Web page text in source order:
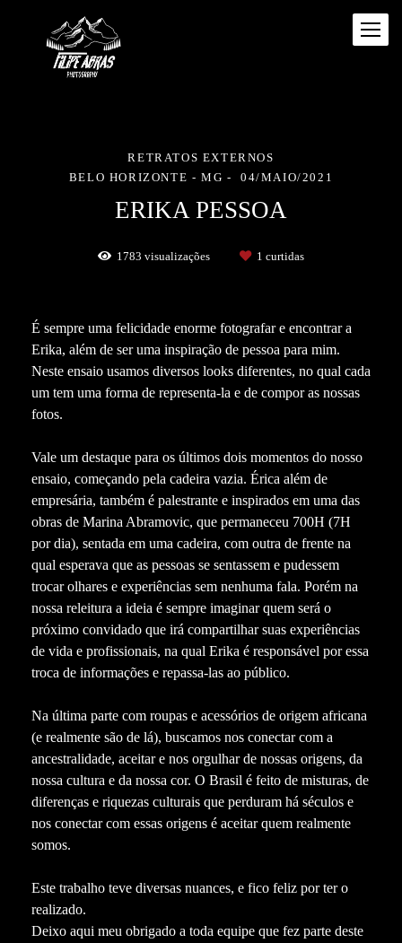
RETRATOS EXTERNOS
BELO HORIZONTE - MG
04/MAIO/2021
ERIKA PESSOA
1783 visualizações 1 curtidas
É sempre uma felicidade enorme fotografar e encontrar a
Erika, além de ser uma inspiração de pessoa para mim.
Neste ensaio usamos diversos looks diferentes, no qual cada
um tem uma forma de representa-la e de compor as nossas
fotos.
Vale um destaque para os últimos dois momentos do nosso
ensaio, começando pela cadeira vazia. Érica além de
empresária, também é palestrante e inspirados em uma das
obras de Marina Abramovic, que permaneceu 700H (7H
por dia), sentada em uma cadeira, com outra de frente na
qual esperava que as pessoas se sentassem e pudessem
trocar olhares e experiências sem nenhuma fala. Porém na
nossa releitura a ideia é sempre imaginar quem será o
próximo convidado que irá compartilhar suas experiências
de vida e profissionais, na qual Erika é responsável por essa
troca de informações e repassa-las ao público.
Na última parte com roupas e acessórios de origem africana
(e realmente são de lá), buscamos nos conectar com a
ancestralidade, aceitar e nos orgulhar de nossas origens, da
nossa cultura e da nossa cor. O Brasil é feito de misturas, de
diferenças e riquezas culturais que perduram há séculos e
nos conectar com essas origens é aceitar quem realmente
somos.
Este trabalho teve diversas nuances, e fico feliz por ter o
realizado.
Deixo aqui meu obrigado a toda equipe que fez parte deste